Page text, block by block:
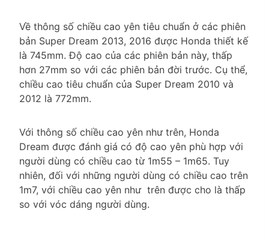
Về thông số chiều cao yên tiêu chuẩn ở các phiên
bản Super Dream 2013, 2016 được Honda thiết kế
là 745mm. Độ cao của các phiên bản này, thấp
hơn 27mm so với các phiên bản đời trước. Cụ thể,
chiều cao tiêu chuẩn của Super Dream 2010 và
2012 là 772mm.
Với thông số chiều cao yên như trên, Honda
Dream được đánh giá có độ cao yên phù hợp với
người dùng có chiều cao từ 1m55 – 1m65. Tuy
nhiên, đối với những người dùng có chiều cao trên
1m7, với chiều cao yên như trên được cho là thấp
so với vóc dáng người dùng.